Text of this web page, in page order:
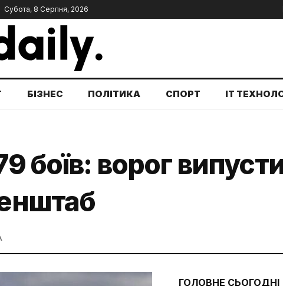
Субота, 8 Серпня, 2026
БІЗНЕС ПОЛІТИКА СПОРТ IT
боїв: ворог
ГОЛОВНЕ СЬОГОДНІ